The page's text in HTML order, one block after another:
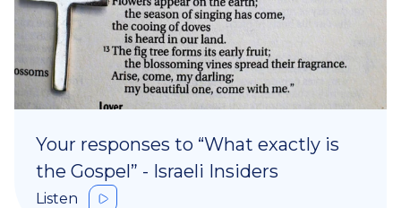
Your responses to “What exactly is
the Gospel” - Israeli Insiders
Listen